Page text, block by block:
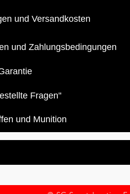
und Versandkosten
und Zahlungsbedingungen
Fragen"
und Munition